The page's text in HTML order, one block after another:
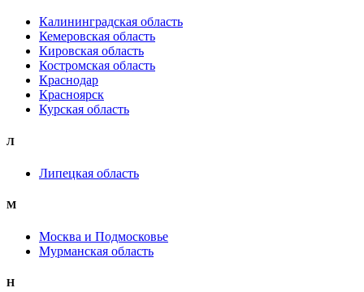
Калининградская область
Кемеровская область
Кировская область
Костромская область
Краснодар
Красноярск
Курская область
Л
Липецкая область
М
Москва и Подмосковье
Мурманская область
Н